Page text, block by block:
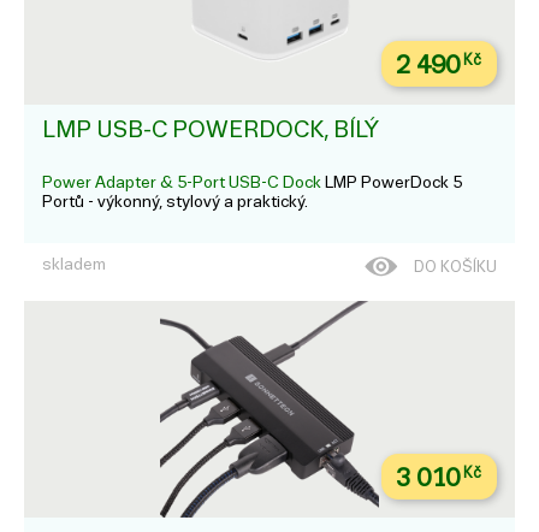
2 490Kč
LMP USB-C POWERDOCK, BÍLÝ
Power Adapter & 5-Port USB-C Dock LMP PowerDock 5
Portů - výkonný, stylový a praktický.
skladem DO KOŠÍKU
3 010Kč